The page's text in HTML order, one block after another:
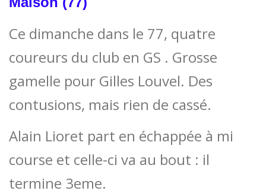
Ce dimanche dans le 77, quatre
coureurs du club en GS . Grosse
gamelle pour Gilles Louvel. Des
contusions, mais rien de cassé.
Alain Lioret part en échappée à mi
course et celle-ci va au bout : il
termine 3eme.